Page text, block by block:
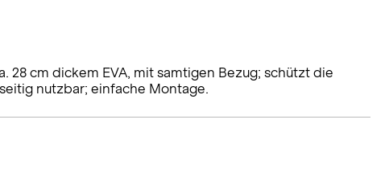
28 cm dickem EVA, mit samtigen Bezug; schützt die
nutzbar; einfache Montage.